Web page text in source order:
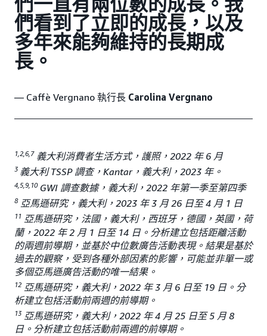
們看到了立即的成長，以及
多年來能夠維持的長期成
長。
— Caffè Vergnano 執行長 Carolina Vergnano
1,2,6,7 義大利消費者生活方式，護照，2022 年 6 月
3 義大利 TSSP 調查，Kantar，義大利，2023 年。
4,5,9,10GWI 調查數據，義大利，2022 年第一季至第四季
8亞馬遜研究，義大利，2023 年 3 月 26 日至 4 月 1 日
11 亞馬遜研究，法國，義大利，西班牙，德國，英國，荷
蘭，2022 年 2 月 1 日至 14 日。分析建立包括距離活動
的兩週前導期，並基於中位數廣告活動表現。結果是基於
過去的觀察，受到各種外部因素的影響，可能並非單一或
多個亞馬遜廣告活動的唯一結果。
12 亞馬遜研究，義大利，2022 年 3 月 6 日至 19 日。分
析建立包括活動前兩週的前導期。
13 亞馬遜研究，義大利，2022 年 4 月 25 日至 5 月 8
日。分析建立包括活動前兩週的前導期。